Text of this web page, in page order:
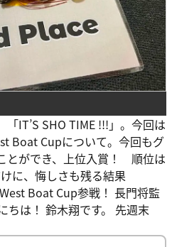
IT’S SHO TIME !!!」。今回は
Boat Cupについて。今回もグ
とができ、上位入賞！ 順位は
に、悔しさも残る結果
Boat Cup参戦！ 長門将監
ちは！ 鈴木翔です。 先週末